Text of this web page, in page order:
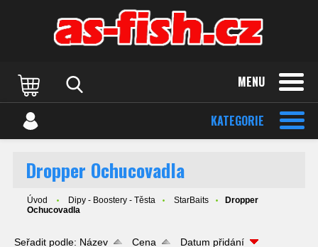
MENU
KATEGORIE
Dropper Ochucovadla
Úvod Dipy - Boostery - Těsta StarBaits
Dropper
Ochucovadla
Seřadit podle: Název Cena
Datum přidání